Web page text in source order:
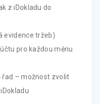
z iDokladu do
evidence tržeb)
pro každou měnu
řad – možnost zvolit